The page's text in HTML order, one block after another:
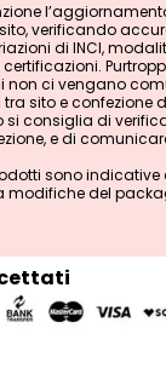
verificando
di INCI,
non ci vengano
sito e confezione
si consiglia di
e di
sono indicative
modifiche del